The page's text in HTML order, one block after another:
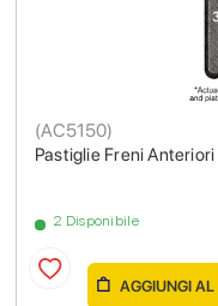
Pastiglie Freni
(AC5150)
2 Disponibile
AGGIUNGI